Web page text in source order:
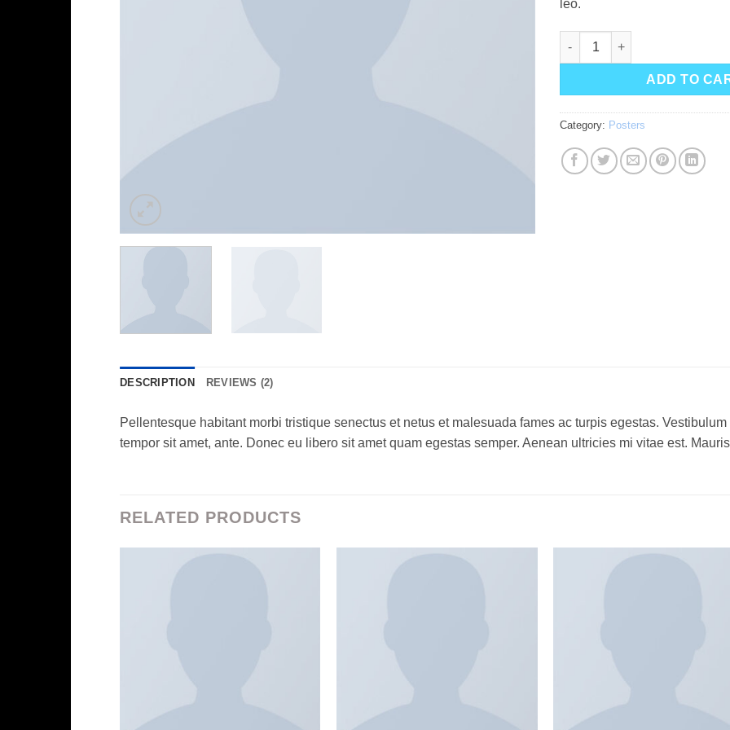
leo.
Premium Quality quantity
ADD TO
Category: Posters
DESCRIPTION REVIEWS (2)
Pellentesque habitant morbi tristique senectus et netus et malesuada fames ac turpis egestas.
tempor sit amet, ante. Donec eu libero sit amet quam egestas semper. Aenean ultricies mi vitae est.
RELATED PRODUCTS